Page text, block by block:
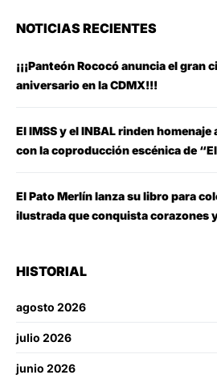
NOTICIAS RECIENTES
¡¡¡Panteón Rococó anuncia el gran
aniversario en la CDMX!!!
El IMSS y el INBAL rinden
con la coproducción escénica de
El Pato Merlín lanza su libro para
ilustrada que conquista corazones
HISTORIAL
agosto 2026
julio 2026
junio 2026